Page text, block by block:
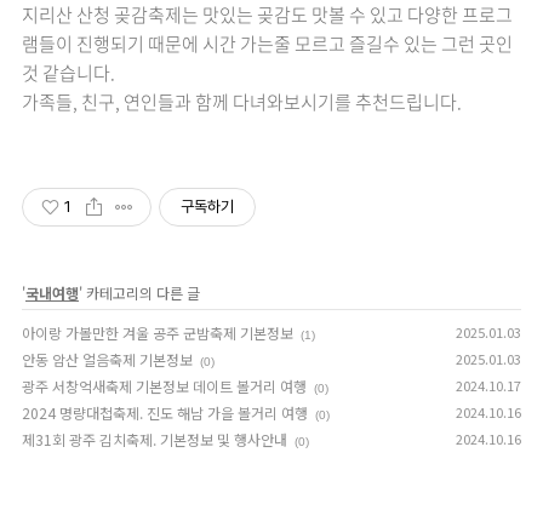
지리산 산청 곶감축제는 맛있는 곶감도 맛볼 수 있고 다양한 프로그
램들이 진행되기 때문에 시간 가는줄 모르고 즐길수 있는 그런 곳인
것 같습니다.
가족들, 친구, 연인들과 함께 다녀와보시기를 추천드립니다.
1 구독하기
'국내여행' 카테고리의 다른 글
아이랑 가볼만한 겨울 공주 군밤축제 기본정보 (1) 2025.01.03
안동 암산 얼음축제 기본정보 (0) 2025.01.03
광주 서창억새축제 기본정보 데이트 볼거리 여행 (0) 2024.10.17
2024 명량대첩축제. 진도 해남 가을 볼거리 여행 (0) 2024.10.16
제31회 광주 김치축제. 기본정보 및 행사안내 (0) 2024.10.16